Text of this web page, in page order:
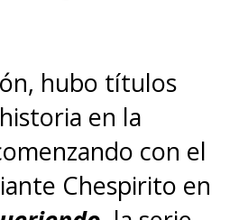
hubo títulos
en la
con el
Chespirito en